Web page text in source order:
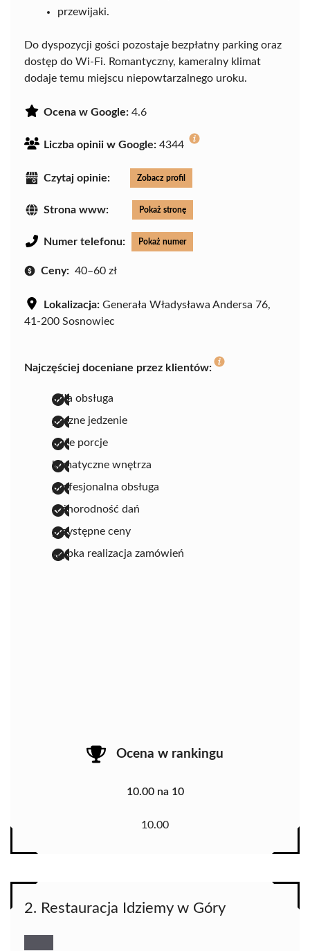
przewijaki.
Do dyspozycji gości pozostaje bezpłatny parking oraz
dostęp do Wi-Fi. Romantyczny, kameralny klimat
dodaje temu miejscu niepowtarzalnego uroku.
Ocena w Google: 4.6
Liczba opinii w Google: 4344
Czytaj opinie: Zobacz profil
Strona www: Pokaż stronę
Numer telefonu: Pokaż numer
Ceny: 40–60 zł
Lokalizacja: Generała Władysława Andersa 76,
41-200 Sosnowiec
Najczęściej doceniane przez klientów:
miła obsługa
pyszne jedzenie
duże porcje
klimatyczne wnętrza
profesjonalna obsługa
różnorodność dań
przystępne ceny
szybka realizacja zamówień
Ocena w rankingu
10.00 na 10
10.00
2. Restauracja Idziemy w Góry